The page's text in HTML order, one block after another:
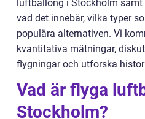
luftballong i Stockholm
vad det innebär, vilka typer
populära alternativen. Vi
kvantitativa mätningar,
flygningar och utforska
Vad är flyga
Stockholm?